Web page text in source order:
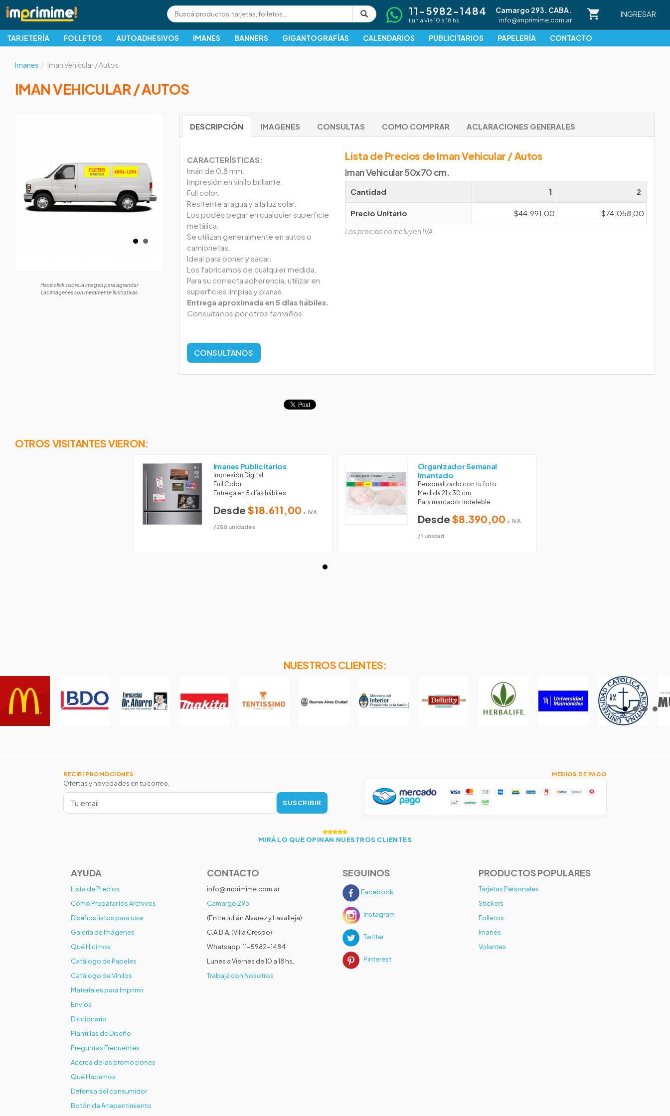
11-5982-1484
Lun a Vie 10 a 18 hs.
Camargo 293. CABA.
info@imprimime.com.ar
INGRESAR
TARJETERÍA FOLLETOS AUTOADHESIVOS IMANES BANNERS GIGANTOGRAFÍAS CALENDARIOS PUBLICITARIOS PAPELERÍA CONTACTO
Imanes Iman Vehicular / Autos
IMAN VEHICULAR / AUTOS
Hacé click sobre la imagen para agrandar
Las imágenes son meramente ilustrativas
DESCRIPCIÓN IMAGENES CONSULTAS COMO COMPRAR ACLARACIONES GENERALES
CARACTERÍSTICAS:
Imán de 0,8 mm.
Impresión en vinilo brillante.
Full color.
Resitente al agua y a la luz solar.
Los podés pegar en cualquier superficie
metálica.
Se utilizan generalmente en autos o
camionetas.
Ideal para poner y sacar.
Los fabricamos de cualquier medida.
Para su correcta adherencia, utilizar en
superficies limpias y planas.
Entrega aproximada en 5 días hábiles.
Consultanos por otros tamaños.
CONSULTANOS
Lista de Precios de Iman Vehicular / Autos
Iman Vehicular 50x70 cm.
Cantidad 1 2
Precio Unitario $44.991,00 $74.058,00
Los precios no incluyen IVA.
OTROS VISITANTES VIERON:
Imanes Publicitarios
Impresión Digital
Full Color
Entrega en 5 días hábiles
Desde $18.611,00 + IVA
/250 unidades
Organizador Semanal
Imantado
Personalizado con tu foto
Medida 21 x 30 cm.
Para marcador indeleble
Desde $8.390,00 + IVA
/1 unidad
NUESTROS CLIENTES:
RECIBÍ PROMOCIONES
Ofertas y novedades en tu correo.
SUSCRIBIR
MEDIOS DE PAGO
MIRÁ LO QUE OPINAN NUESTROS CLIENTES
AYUDA
Lista de Precios
Cómo Preparar los Archivos
Diseños listos para usar
Galería de Imágenes
Qué Hicimos
Catálogo de Papeles
Catálogo de Vinilos
Materiales para Imprimir
Envíos
Diccionario
Plantillas de Diseño
Preguntas Frecuentes
Acerca de las promociones
Qué Hacemos
Defensa del consumidor
Botón de Arrepentimiento
CONTACTO
info@imprimime.com.ar
Camargo 293
(Entre Julián Alvarez y Lavalleja)
C.A.B.A. (Villa Crespo)
Whatsapp: 11-5982-1484
Lunes a Viernes de 10 a 18 hs.
Trabajá con Nosotros
SEGUINOS
Facebook
Instagram
Twitter
Pinterest
PRODUCTOS POPULARES
Tarjetas Personales
Stickers
Folletos
Imanes
Volantes